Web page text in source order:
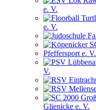
e. V.
e. V.
Pfeffersport e. V.
V.
Glienicke e. V.